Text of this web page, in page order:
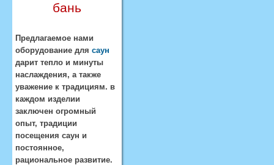
бань
Предлагаемое нами
оборудование для саун
дарит тепло и минуты
наслаждения, а также
уважение к традициям. в
каждом изделии
заключен огромный
опыт, традиции
посещения саун и
постоянное,
рациональное развитие.